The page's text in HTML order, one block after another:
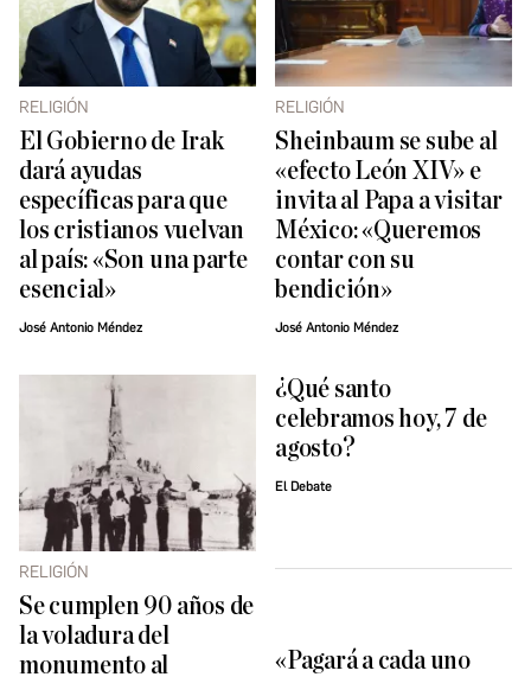
RELIGIÓN
El Gobierno de Irak
dará ayudas
específicas para que
los cristianos vuelvan
al país: «Son una parte
esencial»
José Antonio Méndez
RELIGIÓN
Sheinbaum se sube al
«efecto León XIV» e
invita al Papa a visitar
México: «Queremos
contar con su
bendición»
José Antonio Méndez
RELIGIÓN
Se cumplen 90 años de
la voladura del
monumento al
¿Qué santo
celebramos hoy, 7 de
agosto?
El Debate
«Pagará a cada uno